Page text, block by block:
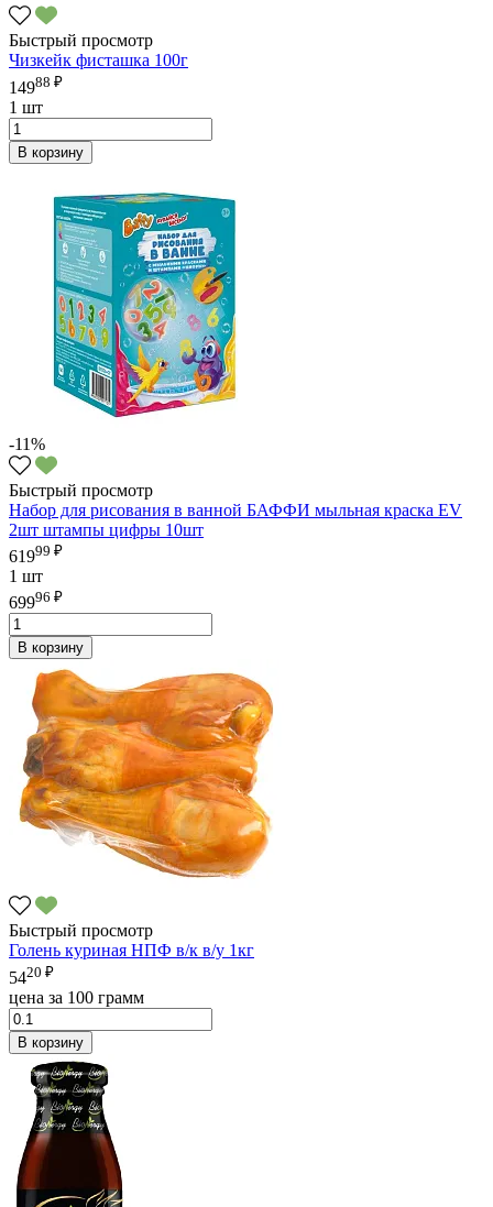
Быстрый просмотр
Чизкейк фисташка 100г
14988 ₽
1 шт
В корзину
-11%
Быстрый просмотр
Набор для рисования в ванной БАФФИ мыльная краска ЕV
2шт штампы цифры 10шт
61999 ₽
1 шт
69996 ₽
В корзину
Быстрый просмотр
Голень куриная НПФ в/к в/у 1кг
5420 ₽
цена за 100 грамм
В корзину